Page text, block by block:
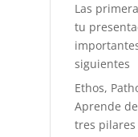
Las
tu
siguientes
Ethos,
Aprende
tres